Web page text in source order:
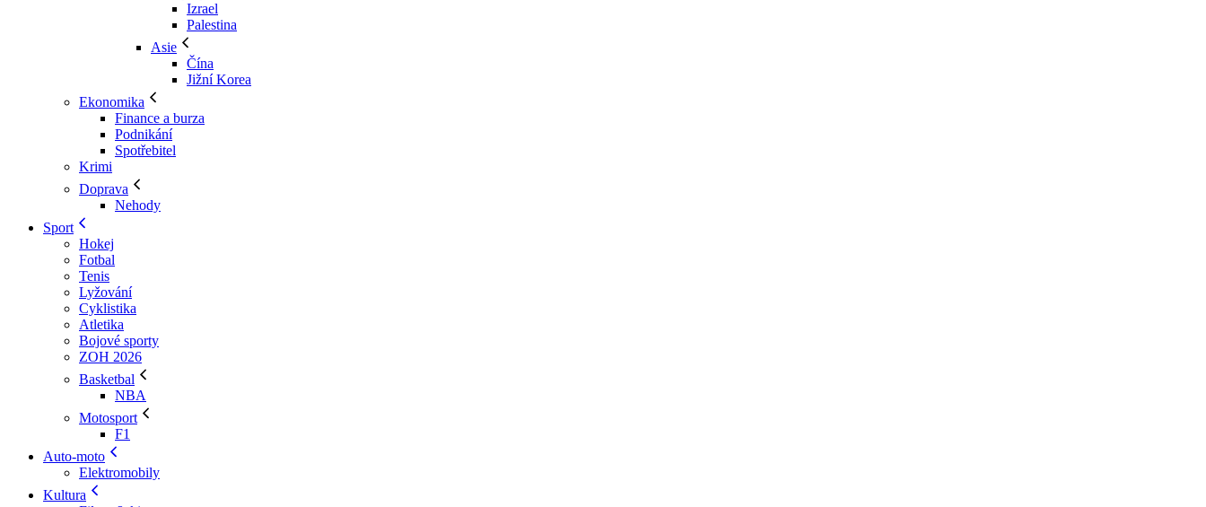
Izrael
Palestina
Asie
Čína
Jižní Korea
Ekonomika
Finance a burza
Podnikání
Spotřebitel
Krimi
Doprava
Nehody
Sport
Hokej
Fotbal
Tenis
Lyžování
Cyklistika
Atletika
Bojové sporty
ZOH 2026
Basketbal
NBA
Motosport
F1
Auto-moto
Elektromobily
Kultura